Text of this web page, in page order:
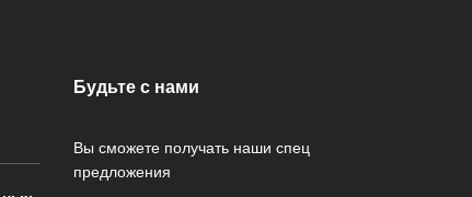
Будьте с нами
Вы сможете получать наши спец
предложения